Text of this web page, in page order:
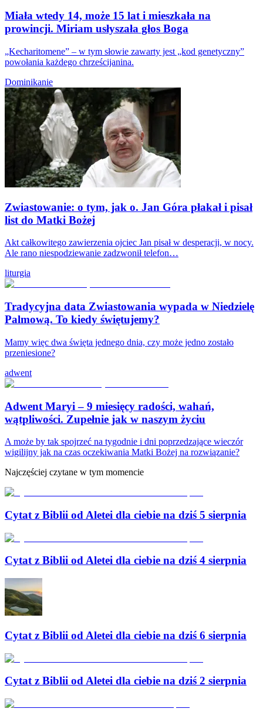
Miała wtedy 14, może 15 lat i mieszkała na
prowincji. Miriam usłyszała głos Boga
„Kecharitomene” – w tym słowie zawarty jest „kod genetyczny”
powołania każdego chrześcijanina.
Dominikanie
Zwiastowanie: o tym, jak o. Jan Góra płakał i pisał
list do Matki Bożej
Akt całkowitego zawierzenia ojciec Jan pisał w desperacji, w nocy.
Ale rano niespodziewanie zadzwonił telefon…
liturgia
Tradycyjna data Zwiastowania wypada w Niedzielę
Palmową. To kiedy świętujemy?
Mamy więc dwa święta jednego dnia, czy może jedno zostało
przeniesione?
adwent
Adwent Maryi – 9 miesięcy radości, wahań,
wątpliwości. Zupełnie jak w naszym życiu
A może by tak spojrzeć na tygodnie i dni poprzedzające wieczór
wigilijny jak na czas oczekiwania Matki Bożej na rozwiązanie?
Najczęściej czytane w tym momencie
Cytat z Biblii od Aletei dla ciebie na dziś 5 sierpnia
Cytat z Biblii od Aletei dla ciebie na dziś 4 sierpnia
Cytat z Biblii od Aletei dla ciebie na dziś 6 sierpnia
Cytat z Biblii od Aletei dla ciebie na dziś 2 sierpnia